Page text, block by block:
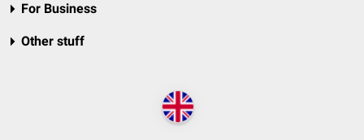
For Business
Other stuff